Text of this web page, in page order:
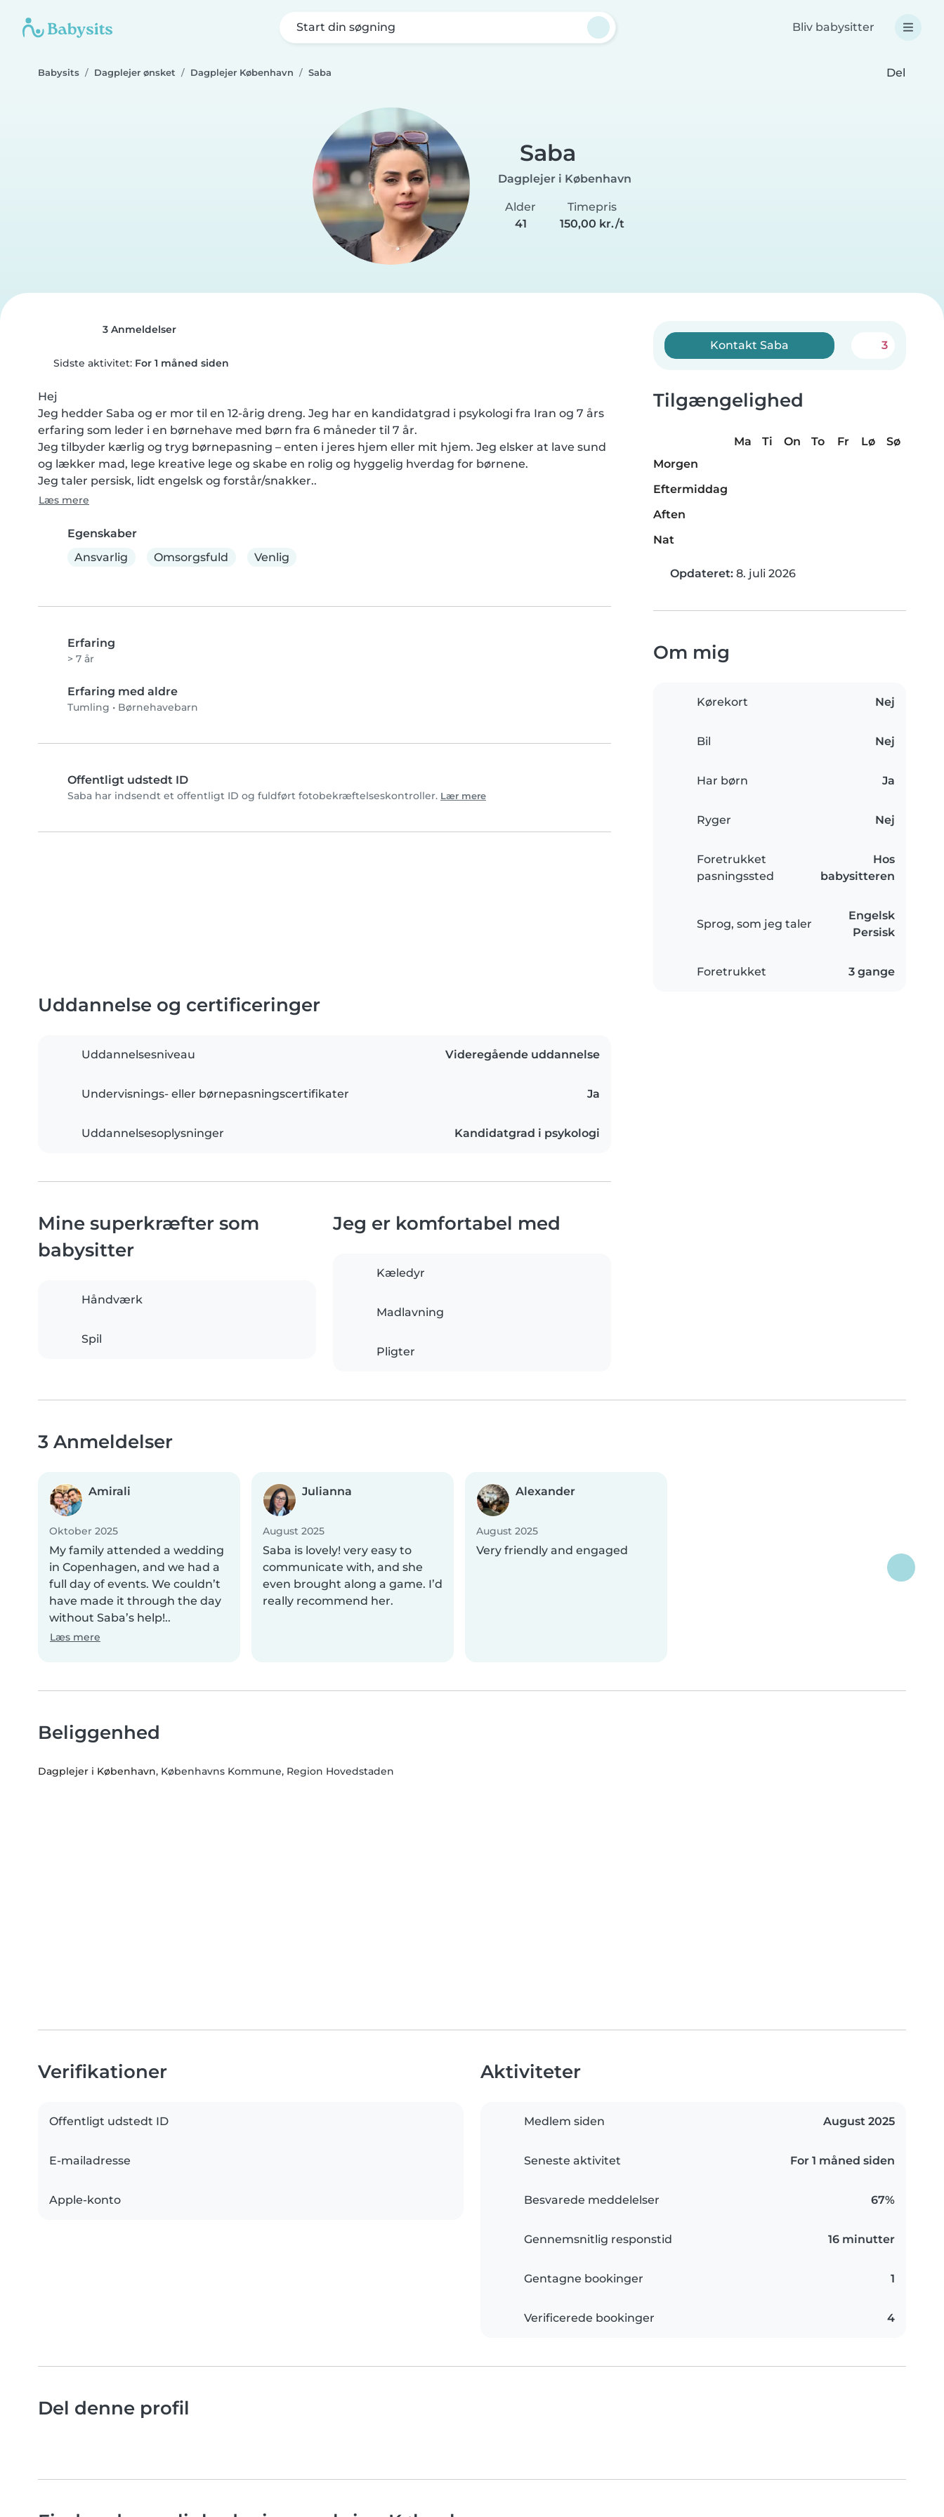
Start din søgning Bliv babysitter
Babysits Dagplejer ønsket Dagplejer København Saba Del
Saba
Dagplejer i København
Alder
41
Timepris
150,00 kr./t
3 Anmeldelser
Sidste aktivitet: For 1 måned siden
Hej
Jeg hedder Saba og er mor til en 12-årig dreng. Jeg har en kandidatgrad i psykologi fra Iran og 7 års
erfaring som leder i en børnehave med børn fra 6 måneder til 7 år.
Jeg tilbyder kærlig og tryg børnepasning – enten i jeres hjem eller mit hjem. Jeg elsker at lave sund
og lækker mad, lege kreative lege og skabe en rolig og hyggelig hverdag for børnene.
Jeg taler persisk, lidt engelsk og forstår/snakker..
Læs mere
Egenskaber
Ansvarlig
Omsorgsfuld Venlig
Erfaring
> 7 år
Erfaring med aldre
Tumling • Børnehavebarn
Offentligt udstedt ID
Saba har indsendt et offentligt ID og fuldført fotobekræftelseskontroller. Lær mere
Kontakt Saba 3
Tilgængelighed
Ma Ti On To Fr Lø
Sø
Morgen
Eftermiddag
Aften
Nat
Opdateret: 8. juli 2026
Om mig
Kørekort Nej
Bil Nej
Har børn Ja
Ryger Nej
Foretrukket
pasningssted
Hos
babysitteren
Sprog, som jeg taler
Engelsk
Persisk
Foretrukket 3 gange
Uddannelse og certificeringer
Uddannelsesniveau Videregående uddannelse
Undervisnings- eller børnepasningscertifikater Ja
Uddannelsesoplysninger Kandidatgrad i psykologi
Mine superkræfter som
babysitter
Håndværk
Spil
Jeg er komfortabel med
Kæledyr
Madlavning
Pligter
3 Anmeldelser
Amirali
Oktober 2025
My family attended a wedding
in Copenhagen, and we had a
full day of events. We couldn’t
have made it through the day
without Saba’s help!..
Læs mere
Julianna
August 2025
Saba is lovely! very easy to
communicate with, and she
even brought along a game. I’d
really recommend her.
Alexander
August 2025
Very friendly and engaged
Beliggenhed
Dagplejer i København, Københavns Kommune, Region Hovedstaden
Verifikationer
Offentligt udstedt ID
E-mailadresse
Apple-konto
Aktiviteter
Medlem siden August 2025
Seneste aktivitet For 1 måned siden
Besvarede meddelelser 67%
Gennemsnitlig responstid 16 minutter
Gentagne bookinger 1
Verificerede bookinger 4
Del denne profil